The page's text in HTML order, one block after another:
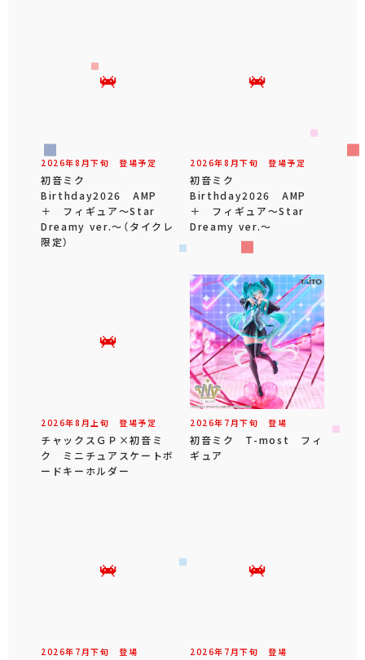
2026年8 月下旬 登場予定
初音ミク
Birthday2026 AMP
＋ フィギュア～Star
Dreamy ver.～（タイクレ
限定）
2026年8 月下旬 登場予定
初音ミク
Birthday2026 AMP
＋ フィギュア～Star
Dreamy ver.～
2026年8 月 上旬 登場予定
チャックスＧＰ×初音ミ
ク ミニチュアスケートボ
ードキーホルダー
2026年 7 月下旬 登場
初音ミク T-most フィ
ギュア
2026年 7 月下旬 登場 2026年 7 月下旬 登場